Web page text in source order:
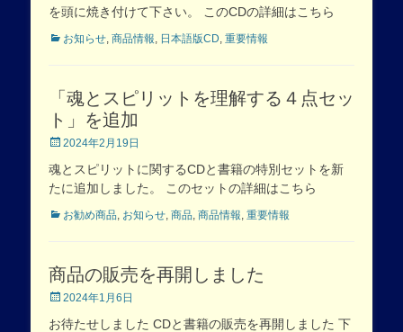
を頭に焼き付けて下さい。 このCDの詳細はこちら
Categories
お知らせ, 商品情報, 日本語版CD, 重要情報
「魂とスピリットを理解する４点セッ
ト」を追加
Posted
2024年2月19日
魂とスピリットに関するCDと書籍の特別セットを新
たに追加しました。 このセットの詳細はこちら
Categories
お勧め商品, お知らせ, 商品, 商品情報, 重要情報
商品の販売を再開しました
Posted
2024年1月6日
お待たせしました CDと書籍の販売を再開しました 下